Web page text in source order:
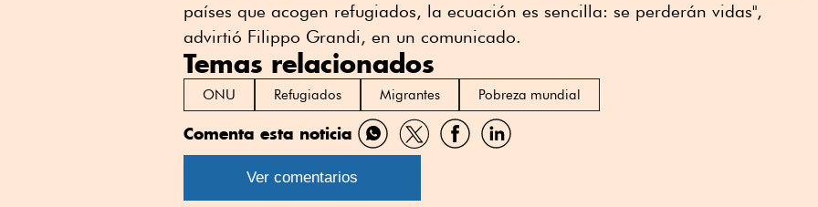
países que acogen refugiados, la ecuación es sencilla: se perderán vidas",
advirtió Filippo Grandi, en un comunicado.
Temas relacionados
ONU Refugiados Migrantes Pobreza mundial
Comenta esta noticia
Compartir
por
Compartir
por
CompartirCompartir
Ver comentarios